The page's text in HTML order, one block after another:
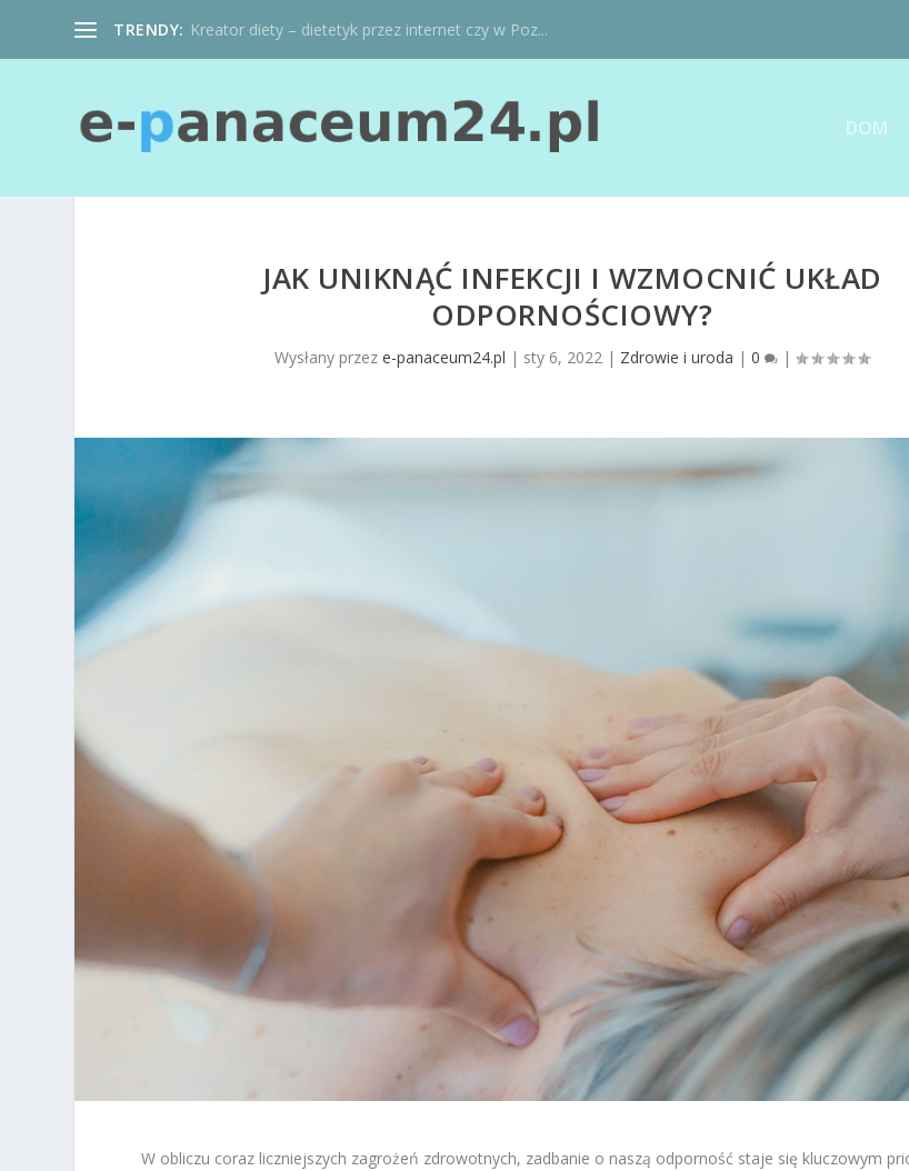
TRENDY: Kreator diety – dietetyk przez internet czy w Poz...
DOM
JAK UNIKNĄĆ INFEKCJI I WZMOCNIĆ UKŁAD
ODPORNOŚCIOWY?
Wysłany przeze-panaceum24.pl | sty 6, 2022 | Zdrowie i uroda |0 |
W obliczu coraz liczniejszych zagrożeń zdrowotnych, zadbanie o naszą odporność staje się kluczowym